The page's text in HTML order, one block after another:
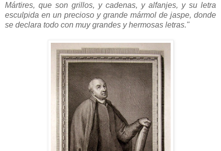
Mártires, que son grillos, y cadenas, y alfanjes, y su letra
esculpida en un precioso y grande mármol de jaspe, donde
se declara todo con muy grandes y hermosas letras."